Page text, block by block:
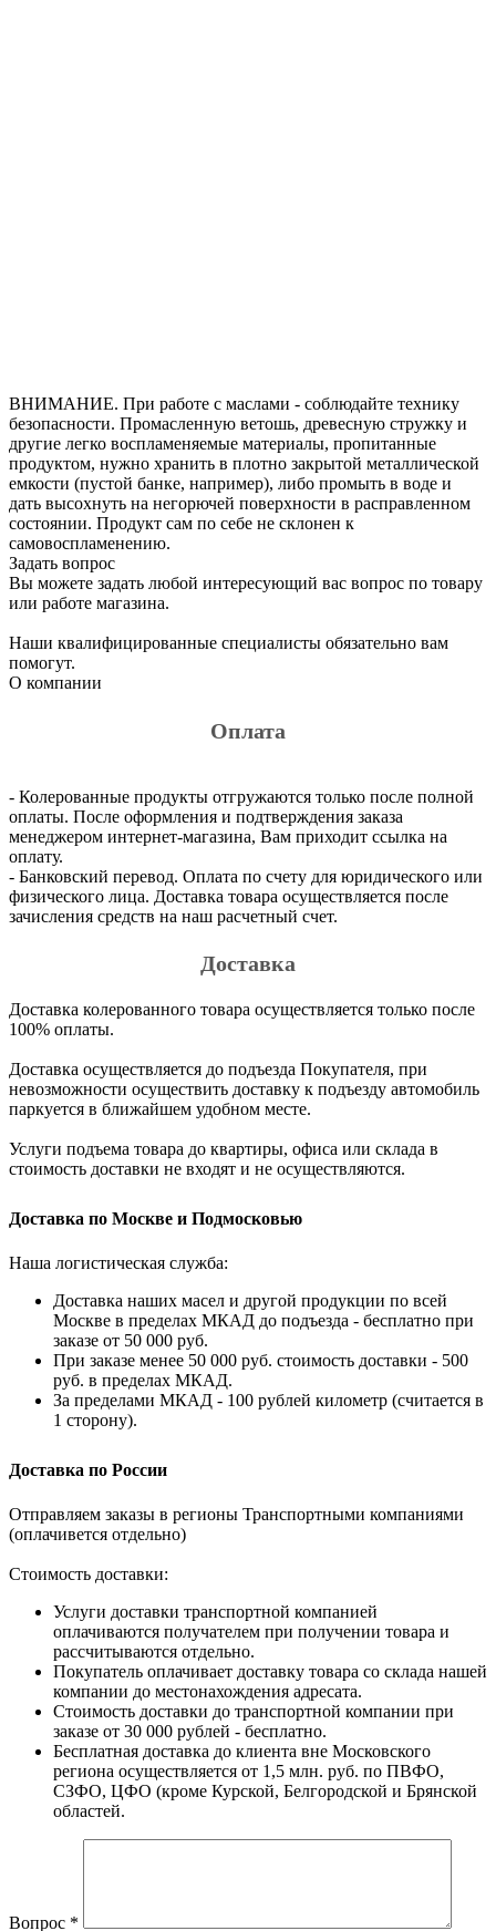
ВНИМАНИЕ. При работе с маслами - соблюдайте технику
безопасности. Промасленную ветошь, древесную стружку и
другие легко воспламеняемые материалы, пропитанные
продуктом, нужно хранить в плотно закрытой металлической
емкости (пустой банке, например), либо промыть в воде и
дать высохнуть на негорючей поверхности в расправленном
состоянии. Продукт сам по себе не склонен к
самовоспламенению.
Задать вопрос
Вы можете задать любой интересующий вас вопрос по товару
или работе магазина.
Наши квалифицированные специалисты обязательно вам
помогут.
О компании
Оплата
- Колерованные продукты отгружаются только после полной
оплаты. После оформления и подтверждения заказа
менеджером интернет-магазина, Вам приходит ссылка на
оплату.
- Банковский перевод. Оплата по счету для юридического или
физического лица. Доставка товара осуществляется после
зачисления средств на наш расчетный счет.
Доставка
Доставка колерованного товара осуществляется только после
100% оплаты.
Доставка осуществляется до подъезда Покупателя, при
невозможности осуществить доставку к подъезду автомобиль
паркуется в ближайшем удобном месте.
Услуги подъема товара до квартиры, офиса или склада в
стоимость доставки не входят и не осуществляются.
Доставка по Москве и Подмосковью
Наша логистическая служба:
Доставка наших масел и другой продукции по всей
Москве в пределах МКАД до подъезда - бесплатно при
заказе от 50 000 руб.
При заказе менее 50 000 руб. стоимость доставки - 500
руб. в пределах МКАД.
За пределами МКАД - 100 рублей километр (считается в
1 сторону).
Доставка по России
Отправляем заказы в регионы Транспортными компаниями
(оплачивется отдельно)
Стоимость доставки:
Услуги доставки транспортной компанией
оплачиваются получателем при получении товара и
рассчитываются отдельно.
Покупатель оплачивает доставку товара со склада нашей
компании до местонахождения адресата.
Стоимость доставки до транспортной компании при
заказе от 30 000 рублей - бесплатно.
Бесплатная доставка до клиента вне Московского
региона осуществляется от 1,5 млн. руб. по ПВФО,
СЗФО, ЦФО (кроме Курской, Белгородской и Брянской
областей.
Вопрос *